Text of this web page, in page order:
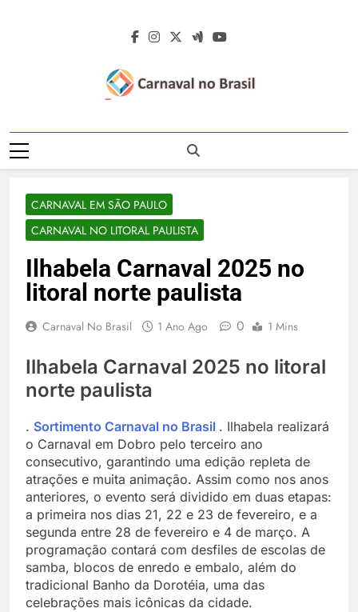
Carnaval No
Brasil 2027 –
Carnaval De Rua
2027 – Desfile
Das Escolas De
Samba
Rua 2027 – Desfile Das Escolas De
Samba – Fotos Carnaval 2026 – Blocos
Rainhas De Bateria – Famosos No
CARNAVAL EM SÃO PAULO
CARNAVAL NO LITORAL PAULISTA
Ilhabela Carnaval 2025 no
litoral norte paulista
Carnaval No Brasil 1 Ano Ago 0 1 Mins
Ilhabela Carnaval 2025 no litoral
norte paulista
. Sortimento Carnaval no Brasil . Ilhabela realizará
o Carnaval em Dobro pelo terceiro ano
consecutivo, garantindo uma edição repleta de
atrações e muita animação. Assim como nos anos
anteriores, o evento será dividido em duas etapas:
a primeira nos dias 21, 22 e 23 de fevereiro, e a
segunda entre 28 de fevereiro e 4 de março. A
programação contará com desfiles de escolas de
samba, blocos de enredo e embalo, além do
tradicional Banho da Dorotéia, uma das
celebrações mais icônicas da cidade.